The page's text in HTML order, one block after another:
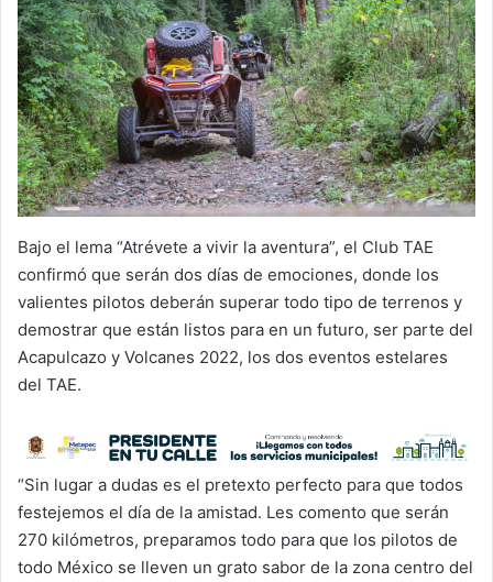
Bajo el lema “Atrévete a vivir la aventura”, el Club TAE
confirmó que serán dos días de emociones, donde los
valientes pilotos deberán superar todo tipo de terrenos y
demostrar que están listos para en un futuro, ser parte del
Acapulcazo y Volcanes 2022, los dos eventos estelares
del TAE.
“Sin lugar a dudas es el pretexto perfecto para que todos
festejemos el día de la amistad. Les comento que serán
270 kilómetros, preparamos todo para que los pilotos de
todo México se lleven un grato sabor de la zona centro del